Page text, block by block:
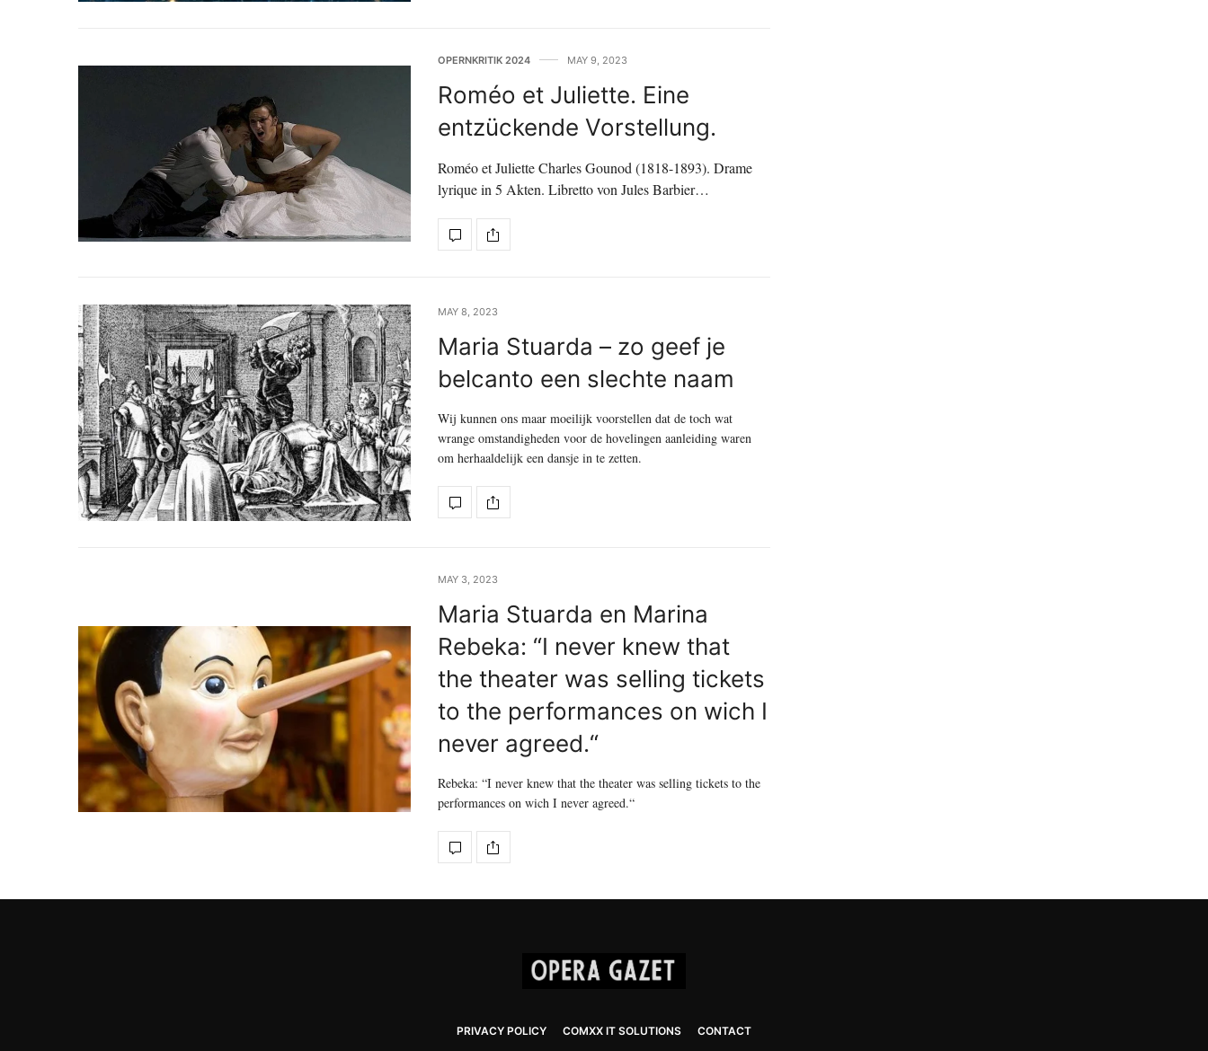
OPERNKRITIK 2024 MAY 9, 2023
Roméo et Juliette. Eine
entzückende Vorstellung.
Roméo et Juliette Charles Gounod (1818-1893). Drame
lyrique in 5 Akten. Libretto von Jules Barbier…
MAY 8, 2023
Maria Stuarda – zo geef je
belcanto een slechte naam
Wij kunnen ons maar moeilijk voorstellen dat de toch wat
wrange omstandigheden voor de hovelingen aanleiding waren
om herhaaldelijk een dansje in te zetten.
MAY 3, 2023
Maria Stuarda en Marina
Rebeka: “I never knew that
the theater was selling tickets
to the performances on wich I
never agreed.“
Rebeka: “I never knew that the theater was selling tickets to the
performances on wich I never agreed.“
PRIVACY POLICY COMXX IT SOLUTIONS CONTACT